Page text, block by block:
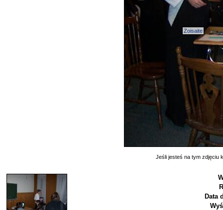
Zoisaite
Jeśli jesteś na tym zdjęciu
Data